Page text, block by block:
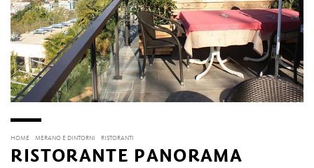
HOME MERANO E DINTORNI RISTORANTI
RISTORANTE PANORAMA